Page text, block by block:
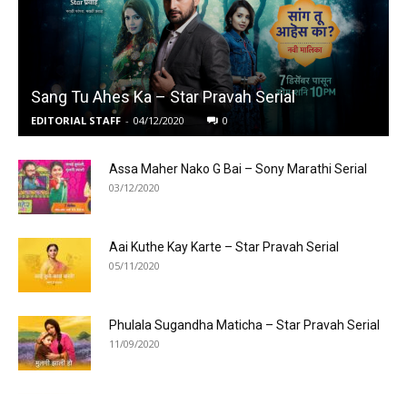
Sang Tu Ahes Ka – Star Pravah Serial
EDITORIAL STAFF - 04/12/2020 0
Assa Maher Nako G Bai – Sony Marathi Serial
03/12/2020
Aai Kuthe Kay Karte – Star Pravah Serial
05/11/2020
Phulala Sugandha Maticha – Star Pravah Serial
11/09/2020